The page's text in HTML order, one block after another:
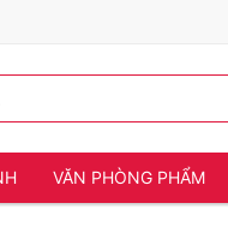
VĂN PHÒNG PHẨM